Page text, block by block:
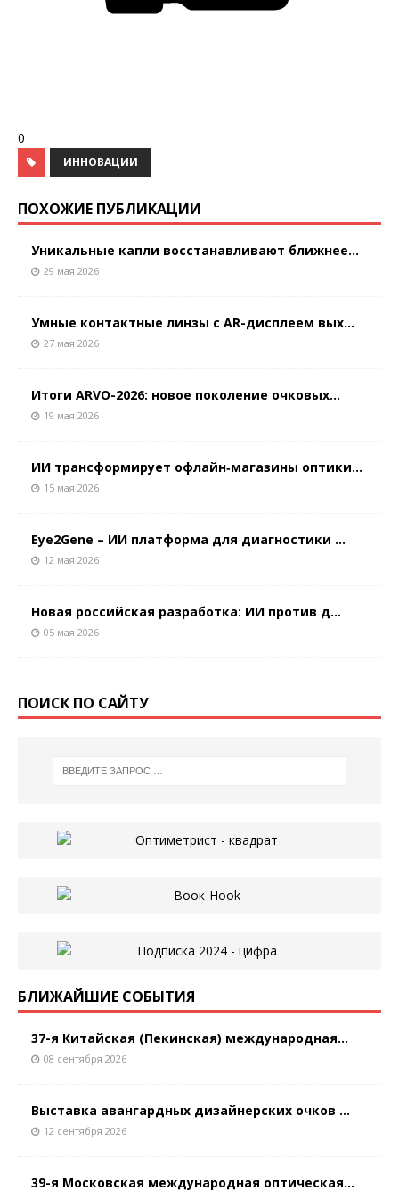
0
ИННОВАЦИИ
ПОХОЖИЕ ПУБЛИКАЦИИ
Уникальные капли восстанавливают ближнее...
29 мая 2026
Умные контактные линзы с AR-дисплеем вых...
27 мая 2026
Итоги ARVO-2026: новое поколение очковых...
19 мая 2026
ИИ трансформирует офлайн‑магазины оптики...
15 мая 2026
Eye2Gene – ИИ платформа для диагностики ...
12 мая 2026
Новая российская разработка: ИИ против д...
05 мая 2026
ПОИСК ПО САЙТУ
БЛИЖАЙШИЕ СОБЫТИЯ
37-я Китайская (Пекинская) международная...
08 сентября 2026
Выставка авангардных дизайнерских очков ...
12 сентября 2026
39-я Московская международная оптическая...